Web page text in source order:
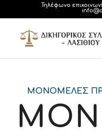
Τηλέφωνο
ΜΟΝΟΜΕΛΈΣ